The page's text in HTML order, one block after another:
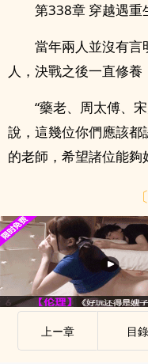
第338章 穿越遇重
當年兩人並沒有言
人，決戰之後一直修養
“藥老、周太傅、
說，這幾位你們應該
的老師，希望諸位能夠
上ー章 目錄